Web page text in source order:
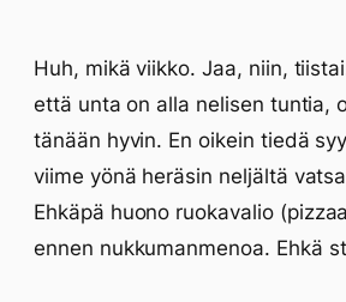
Huh, mikä viikko. Jaa, niin,
että unta on alla nelisen tuntia,
tänään hyvin. En oikein tiedä
viime yönä heräsin neljältä
Ehkäpä huono ruokavalio
ennen nukkumanmenoa. Ehkä